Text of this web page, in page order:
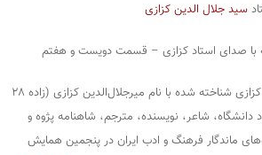
سید جلال الدین کزازی
با صدای استاد کزازی – قسمت دویست و هفتم
سید جلال‌الدین کزازی شناخته‌ شده با نام میرجلال‌الدین کزازی (زاده ۲۸
استاد دانشگاه، شاعر، نویسنده، مترجم، شاهنامه‌ پژوه و
ماندگار فرهنگ و ادب ایران در پنجمین همایش